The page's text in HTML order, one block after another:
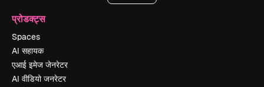
प्रोडक्ट्स
Spaces
AI सहायक
एआई इमेज जेनरेटर
AI वीडियो जनरेटर